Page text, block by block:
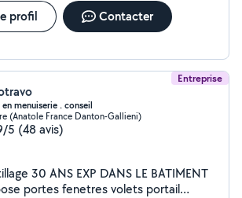
profil Contacter
Entreprise
en menuiserie . conseil
(Anatole France Danton-Gallieni)
5 (48 avis)
30 ANS EXP DANS LE BATIMENT